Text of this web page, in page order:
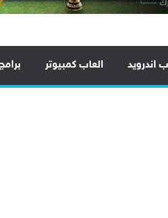
اندرويد العاب كمبيوتر